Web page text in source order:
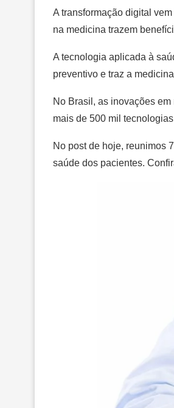
A transformação digital
na medicina trazem
A tecnologia aplicada à
preventivo e traz a
No Brasil, as inovações
mais de 500 mil
No post de hoje, reunimos
saúde dos pacientes.